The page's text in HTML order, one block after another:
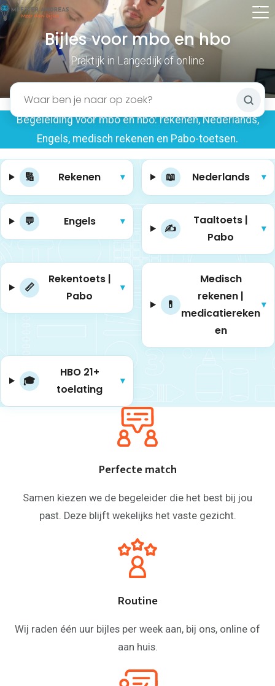
Bijles voor mbo en hbo
Praktijk in Langedijk of online
Begeleiding voor mbo en hbo: rekenen, Nederlands,
Engels, medisch rekenen en Pabo-toetsen.
🔢 Rekenen ▾ 📖 Nederlands ▾
💬 Engels ▾
✍️
Taaltoets |
Pabo
▾
📏
Rekentoets |
Pabo
▾
💊
Medisch
rekenen |
medicatiereken
en
▾
🎓
HBO 21+
toelating
▾
Perfecte match
Samen kiezen we de begeleider die het best bij jou
past. Deze blijft wekelijks het vaste gezicht.
Routine
Wij raden één uur bijles per week aan, bij ons, online of
aan huis.